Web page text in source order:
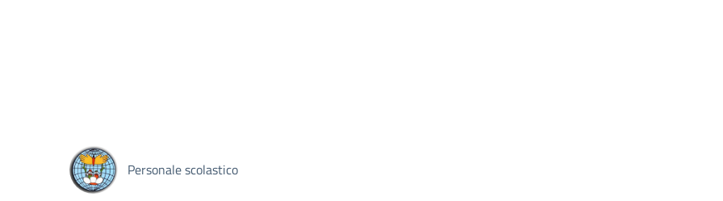
Personale scolastico